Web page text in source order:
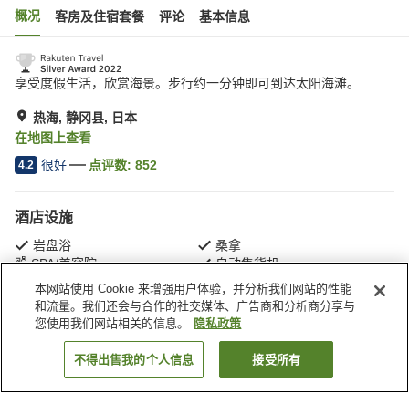
概况 客房及住宿套餐 评论 基本信息
享受度假生活，欣赏海景。步行约一分钟即可到达太阳海滩。
热海, 静冈县, 日本
在地图上查看
4.2 很好 点评数: 852
酒店设施
岩盘浴
桑拿
SPA/美容院
自动售货机
首页 日本 静冈县 热海 热海海滨Spa&Resort
搜索客房
本网站使用 Cookie 来增强用户体验，并分析我们网站的性能
和流量。我们还会与合作的社交媒体、广告商和分析商分享与
您使用我们网站相关的信息。
隐私政策
不得出售我的个人信息 接受所有